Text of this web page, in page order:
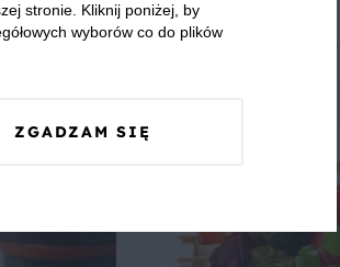
stronie. Kliknij poniżej, by
wyborów co do plików
ZGADZAM SIĘ